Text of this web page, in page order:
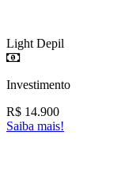
Light Depil
Investimento
R$ 14.900
Saiba mais!